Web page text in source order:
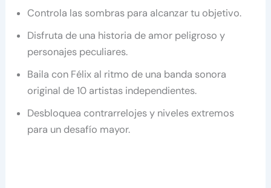
Controla las sombras para alcanzar tu objetivo.
Disfruta de una historia de amor peligroso y
personajes peculiares.
Baila con Félix al ritmo de una banda sonora
original de 10 artistas independientes.
Desbloquea contrarrelojes y niveles extremos
para un desafío mayor.